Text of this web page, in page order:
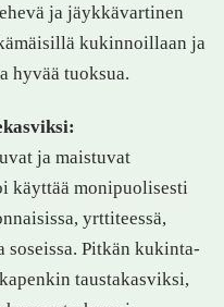
ja jäykkävartinen
kukinnoillaan ja
hyvää tuoksua.
ja maistuvat
käyttää monipuolisesti
yrttiteessä,
soseissa. Pitkän kukinta-
taustakasviksi,